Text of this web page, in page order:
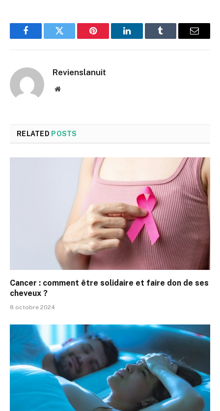
FacebookTwitter Pinterest LinkedInTumblr Email
Revienslanuit
Website
RELATED POSTS
Cancer : comment être solidaire et faire don de ses
cheveux ?
8 octobre 2024